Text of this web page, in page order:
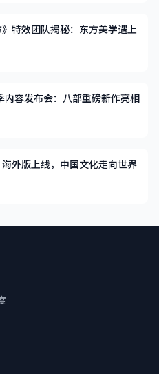
》特效团队揭秘：东方美学遇上
内容发布会：八部重磅新作亮相
海外版上线，中国文化走向世界